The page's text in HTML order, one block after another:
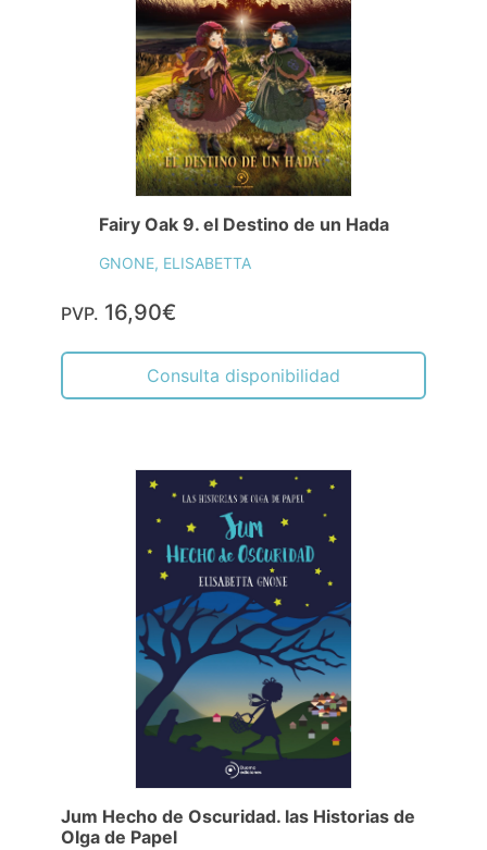
Fairy Oak 9. el Destino de un Hada
GNONE, ELISABETTA
PVP. 16,90€
Consulta disponibilidad
Jum Hecho de Oscuridad. las Historias de
Olga de Papel